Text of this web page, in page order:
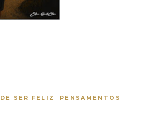
SER FELIZ PENSAMENTOS